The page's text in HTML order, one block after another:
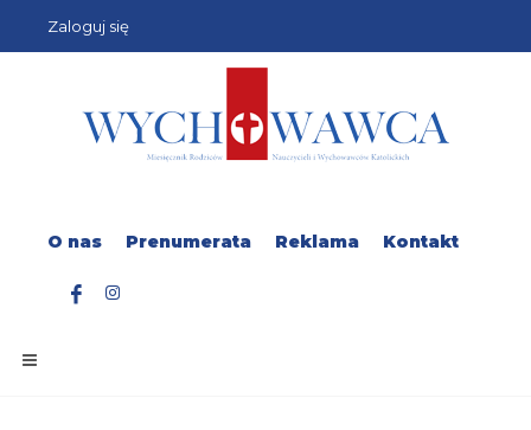
Zaloguj się
O nas Prenumerata Reklama Kontakt